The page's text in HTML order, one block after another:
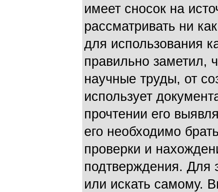
имеет сносок на
рассматривать ни
для использования
правильно заметил,
научные труды, от
использует
прочтении его
его необходимо
проверки и
подтверждения. Для
или искать самому.